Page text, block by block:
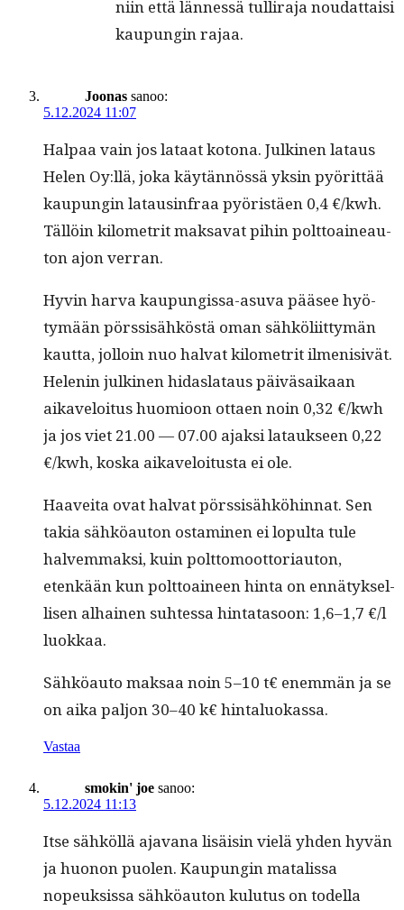
niin että län­nessä tul­li­ra­ja nou­dat­taisi
kaupun­gin rajaa.
Joonas sanoo:
5.12.2024 11:07
Hal­paa vain jos lataat kotona. Julki­nen lataus
Helen Oy:llä, joka käytän­nössä yksin pyörit­tää
kaupun­gin lataus­in­fraa pyöristäen 0,4 €/kwh.
Täl­löin kilo­metrit mak­sa­vat pihin polt­toaineau­
ton ajon verran.
Hyvin har­va kaupungis­sa-asu­va pääsee hyö­
tymään pörssisähköstä oman sähköli­it­tymän
kaut­ta, jol­loin nuo hal­vat kilo­metrit ilmeni­sivät.
Helenin julki­nen hidaslataus päivä­saikaan
aikaveloi­tus huomioon ottaen noin 0,32 €/kwh
ja jos viet 21.00 — 07.00 ajak­si latauk­seen 0,22
€/kwh, kos­ka aikaveloi­tus­ta ei ole.
Haavei­ta ovat hal­vat pörssisähköhin­nat. Sen
takia sähköau­ton ost­a­mi­nen ei lop­ul­ta tule
halvem­mak­si, kuin polt­to­moot­to­ri­au­ton,
etenkään kun polt­toaineen hin­ta on ennä­tyk­sel­
lisen alhainen suht­es­sa hin­tata­soon: 1,6–1,7 €/l
luokkaa.
Sähköau­to mak­saa noin 5–10 t€ enem­män ja se
on aika paljon 30–40 k€ hintaluokassa.
Vastaa
smokin' joe sanoo:
5.12.2024 11:13
Itse sähköl­lä aja­vana lisäisin vielä yhden hyvän
ja huonon puolen. Kaupun­gin matalis­sa
nopeuk­sis­sa sähköau­ton kulu­tus on todel­la